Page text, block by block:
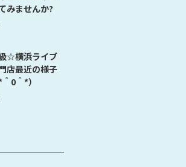
みませんか?
☆横浜ライブ
店最近の様子
0＾*）